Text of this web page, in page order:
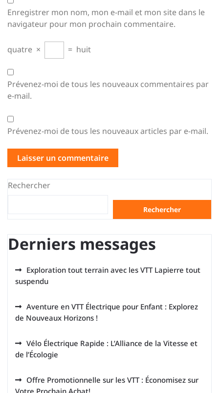
Enregistrer mon nom, mon e-mail et mon site dans le
navigateur pour mon prochain commentaire.
quatre × = huit
Prévenez-moi de tous les nouveaux commentaires par
e-mail.
Prévenez-moi de tous les nouveaux articles par e-mail.
Rechercher
Rechercher
Derniers messages
Exploration tout terrain avec les VTT Lapierre tout
suspendu
Aventure en VTT Électrique pour Enfant : Explorez
de Nouveaux Horizons !
Vélo Électrique Rapide : L’Alliance de la Vitesse et
de l’Écologie
Offre Promotionnelle sur les VTT : Économisez sur
Votre Prochain Achat!